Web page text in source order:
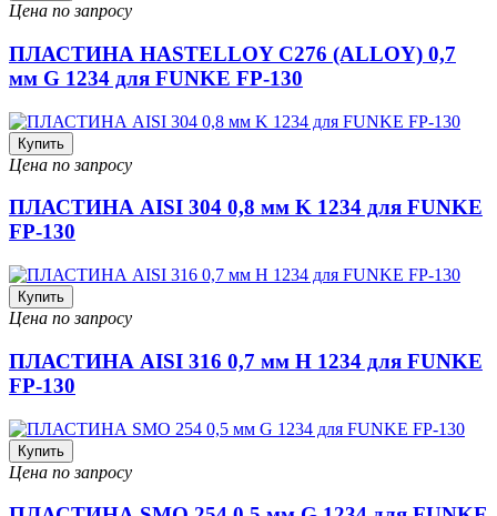
Цена по запросу
ПЛАСТИНА HASTELLOY C276 (ALLOY) 0,7
мм G 1234 для FUNKE FP-130
Купить
Цена по запросу
ПЛАСТИНА AISI 304 0,8 мм K 1234 для FUNKE
FP-130
Купить
Цена по запросу
ПЛАСТИНА AISI 316 0,7 мм H 1234 для FUNKE
FP-130
Купить
Цена по запросу